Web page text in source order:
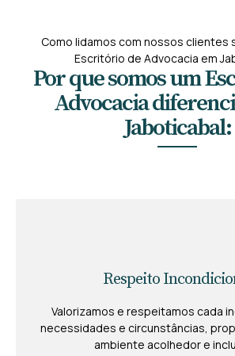
Como lidamos com nossos clientes
Escritório de Advocacia em
Por que somos um
Advocacia
Jaboticabal:
Respeito
Valorizamos e respeitamos cada
necessidades e circunstâncias,
ambiente acolhedor e